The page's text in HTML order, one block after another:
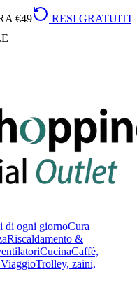
€49
RESI GRATUITI
di ogni giornoCura
Riscaldamento &
CucinaCaffè,
Trolley, zaini,